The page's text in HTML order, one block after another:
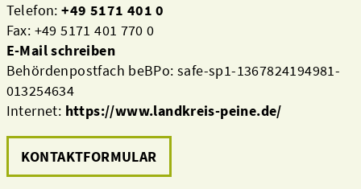
Telefon:+49 5171 401 0
Fax: +49 5171 401 770 0
E-Mail schreiben
Behördenpostfach beBPo: safe-sp1-1367824194981-
013254634
Internet: https://www.landkreis-peine.de/
KONTAKTFORMULAR